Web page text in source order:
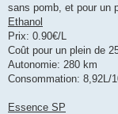
sans pomb, et pour un
Ethanol
Prix: 0.90€/L
Coût pour un plein de
Autonomie: 280 km
Consommation: 8,92L/
Essence SP